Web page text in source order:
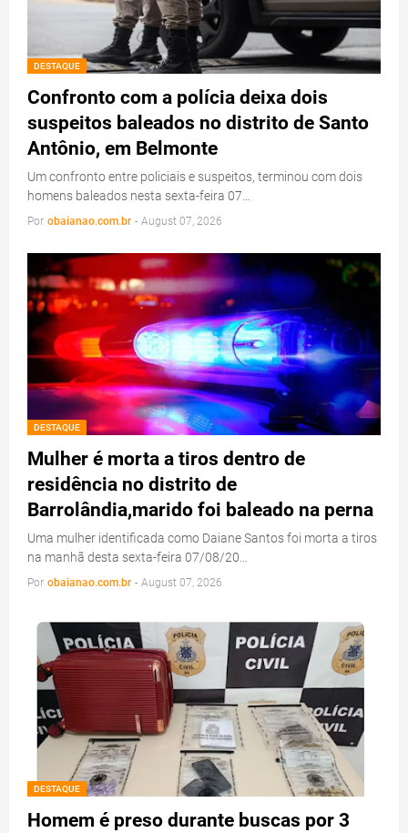
DESTAQUE
Confronto com a polícia deixa dois
suspeitos baleados no distrito de Santo
Antônio, em Belmonte
Um confronto entre policiais e suspeitos, terminou com dois
homens baleados nesta sexta-feira 07…
Por obaianao.com.br - August 07, 2026
DESTAQUE
Mulher é morta a tiros dentro de
residência no distrito de
Barrolândia,marido foi baleado na perna
Uma mulher identificada como Daiane Santos foi morta a tiros
na manhã desta sexta-feira 07/08/20…
Por obaianao.com.br - August 07, 2026
DESTAQUE
Homem é preso durante buscas por 3